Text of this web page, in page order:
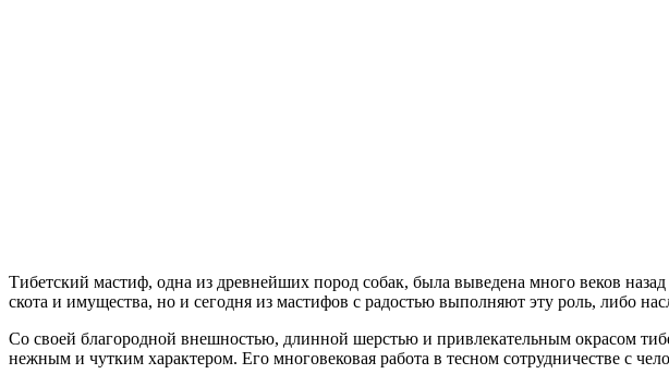
Тибетский мастиф, одна из древнейших пород собак, была выведена много веков
скота и имущества, но и сегодня из мастифов с радостью выполняют эту роль, либо
Со своей благородной внешностью, длинной шерстью и привлекательным окрасом
нежным и чутким характером. Его многовековая работа в тесном сотрудничестве с